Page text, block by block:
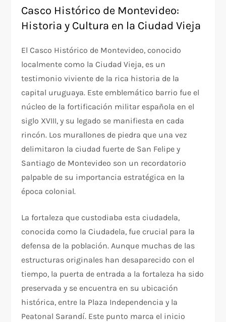
Casco Histórico de Montevideo:
Historia y Cultura en la Ciudad Vieja
El Casco Histórico de Montevideo, conocido
localmente como la Ciudad Vieja, es un
testimonio viviente de la rica historia de la
capital uruguaya. Este emblemático barrio fue el
núcleo de la fortificación militar española en el
siglo XVIII, y su legado se manifiesta en cada
rincón. Los murallones de piedra que una vez
delimitaron la ciudad fuerte de San Felipe y
Santiago de Montevideo son un recordatorio
palpable de su importancia estratégica en la
época colonial.
La fortaleza que custodiaba esta ciudadela,
conocida como la Ciudadela, fue crucial para la
defensa de la población. Aunque muchas de las
estructuras originales han desaparecido con el
tiempo, la puerta de entrada a la fortaleza ha sido
preservada y se encuentra en su ubicación
histórica, entre la Plaza Independencia y la
Peatonal Sarandí. Este punto marca el inicio